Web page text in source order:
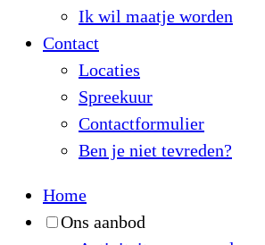
Ik wil maatje worden
Contact
Locaties
Spreekuur
Contactformulier
Ben je niet tevreden?
Home
Ons aanbod